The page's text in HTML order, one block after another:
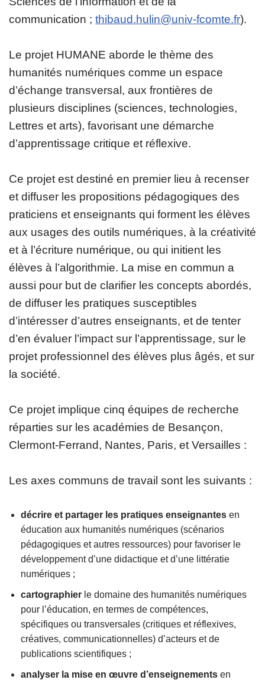
communication ; thibaud.hulin@univ-fcomte.fr).
Le projet HUMANE aborde le thème des
humanités numériques comme un espace
d’échange transversal, aux frontières de
plusieurs disciplines (sciences, technologies,
Lettres et arts), favorisant une démarche
d’apprentissage critique et réflexive.
Ce projet est destiné en premier lieu à recenser
et diffuser les propositions pédagogiques des
praticiens et enseignants qui forment les élèves
aux usages des outils numériques, à la créativité
et à l’écriture numérique, ou qui initient les
élèves à l’algorithmie. La mise en commun a
aussi pour but de clarifier les concepts abordés,
de diffuser les pratiques susceptibles
d’intéresser d’autres enseignants, et de tenter
d’en évaluer l’impact sur l’apprentissage, sur le
projet professionnel des élèves plus âgés, et sur
la société.
Ce projet implique cinq équipes de recherche
réparties sur les académies de Besançon,
Clermont-Ferrand, Nantes, Paris, et Versailles :
Les axes communs de travail sont les suivants :
décrire et partager les pratiques enseignantes en
éducation aux humanités numériques (scénarios
pédagogiques et autres ressources) pour favoriser le
développement d’une didactique et d’une littératie
numériques ;
cartographier le domaine des humanités numériques
pour l’éducation, en termes de compétences,
spécifiques ou transversales (critiques et réflexives,
créatives, communicationnelles) d’acteurs et de
publications scientifiques ;
analyser la mise en œuvre d’enseignements en